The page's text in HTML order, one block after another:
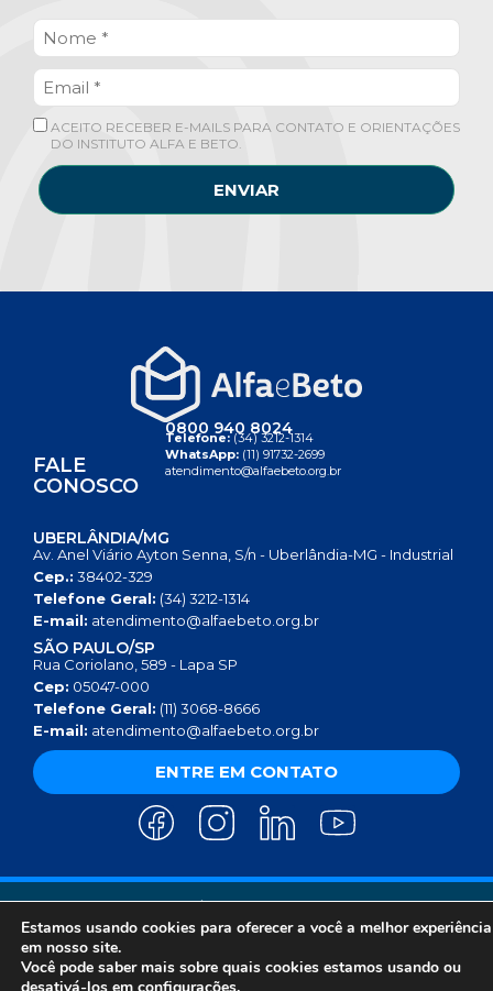
ACEITO RECEBER E-MAILS PARA CONTATO E ORIENTAÇÕES
DO INSTITUTO ALFA E BETO.
ENVIAR
FALE
CONOSCO
0800 940 8024
Telefone:(34) 3212-1314
WhatsApp: (11) 91732-2699
atendimento@alfaebeto.org.br
UBERLÂNDIA/MG
Av. Anel Viário Ayton Senna, S/n - Uberlândia-MG - Industrial
Cep.: 38402-329
Telefone Geral: (34) 3212-1314
E-mail: atendimento@alfaebeto.org.br
SÃO PAULO/SP
Rua Coriolano, 589 - Lapa SP
Cep: 05047-000
Telefone Geral: (11) 3068-8666
E-mail: atendimento@alfaebeto.org.br
ENTRE EM CONTATO
AVISO DE PRIVACIDADE POLÍTICA DE PRIVACIDADE
AVISO SOBRE COOKIES
COPYRIGHT 2025 © INSTITUTO ALFA E BETO - 08.458.084/0001-13
Estamos usando cookies para oferecer a você a melhor experiência
em nosso site.
Você pode saber mais sobre quais cookies estamos usando ou